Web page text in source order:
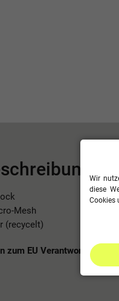
Mesh
(recycelt)
zum EU Verantwortlichen »
Wir
diese
Cookies